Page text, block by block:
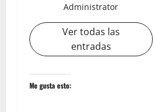
Administrator
Ver todas las
entradas
Me gusta esto: